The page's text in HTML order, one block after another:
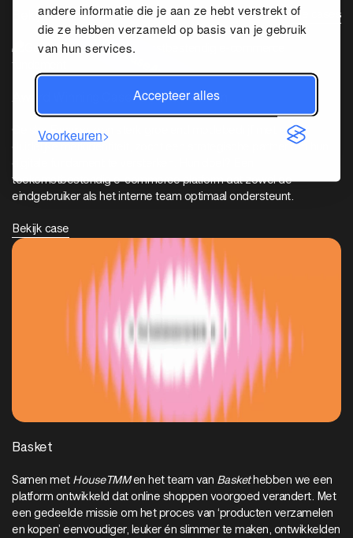
andere informatie die je aan ze hebt verstrekt of
die ze hebben verzameld op basis van je gebruik
van hun services.
Accepteer alles
Voorkeuren
Bekijk deze cases Alle cases
Award winning case
Award winning case
Award
Award Winning Case: Geisha Fashion
Geisha Fashion, een sterk groeiend modebedrijf met een
duidelijke merkidentiteit, zocht een strategische partner om hun
digitale fundament te versterken. Hun doel? Een
toekomstbestendig e-commerce platform dat zowel de
eindgebruiker als het interne team optimaal ondersteunt.
Bekijk case
Basket
Samen met HouseTMMen het team van Baskethebben we een
platform ontwikkeld dat online shoppen voorgoed verandert. Met
een gedeelde missie om het proces van ‘producten verzamelen
en kopen’ eenvoudiger, leuker én slimmer te maken, ontwikkelden